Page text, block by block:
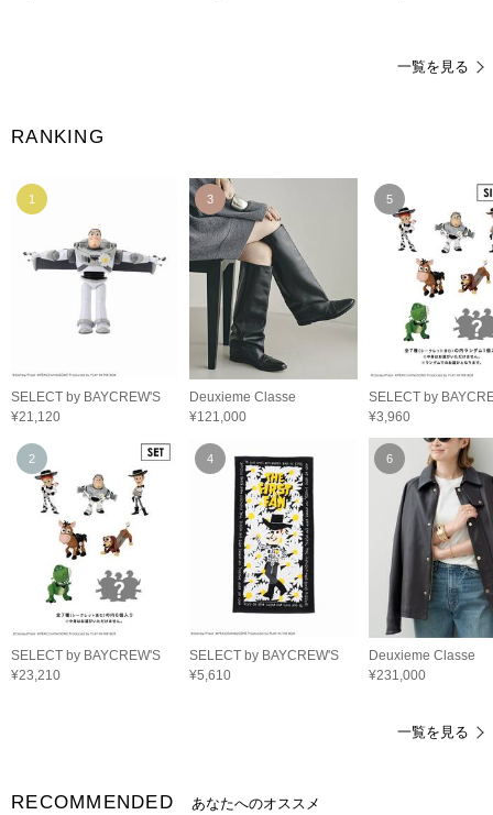
一覧を見る
RANKING
1
SELECT by BAYCREW'S
¥21,120
2
SELECT by BAYCREW'S
¥23,210
3
Deuxieme Classe
¥121,000
4
SELECT by BAYCREW'S
¥5,610
5
SELECT by
¥3,960
6
Deuxieme Classe
¥231,000
一覧を見る
RECOMMENDED あなたへのオススメ